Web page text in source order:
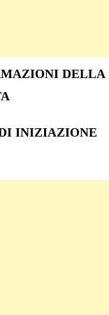
DELLA
INIZIAZIONE